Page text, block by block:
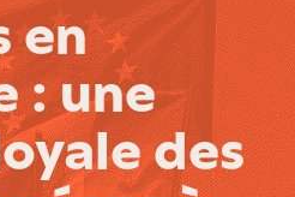
en
: une
des